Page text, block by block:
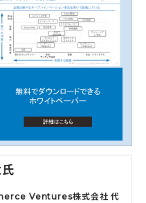
Ventures株式会社 代